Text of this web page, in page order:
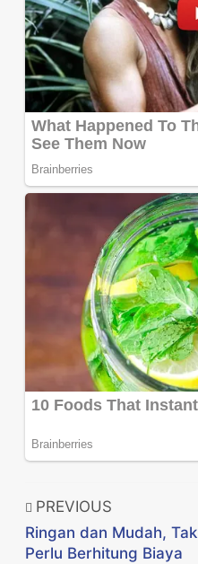
PREVIOUS
Ringan dan Mudah, Tak
Perlu Berhitung Biaya